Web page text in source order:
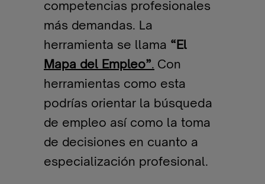
competencias profesionales
más demandas. La
herramienta se llama “El
Mapa del Empleo”. Con
herramientas como esta
podrías orientar la búsqueda
de empleo así como la toma
de decisiones en cuanto a
especialización profesional.